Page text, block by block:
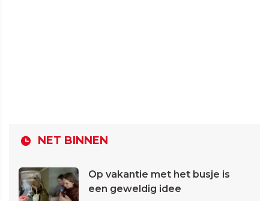
NET BINNEN
Op vakantie met het busje is
een geweldig idee